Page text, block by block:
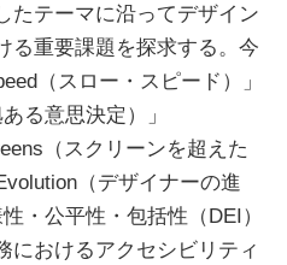
たテーマに沿ってデザイン
る重要課題を探求する。今
（スロー・スピード）」
る意思決定）」
（スクリーンを超えた
（デザイナーの進
・公平性・包括性（DEI）
におけるアクセシビリティ